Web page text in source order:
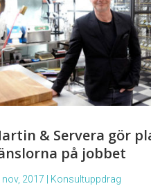
& Servera gör
på jobbet
nov, 2017 Konsultuppdrag